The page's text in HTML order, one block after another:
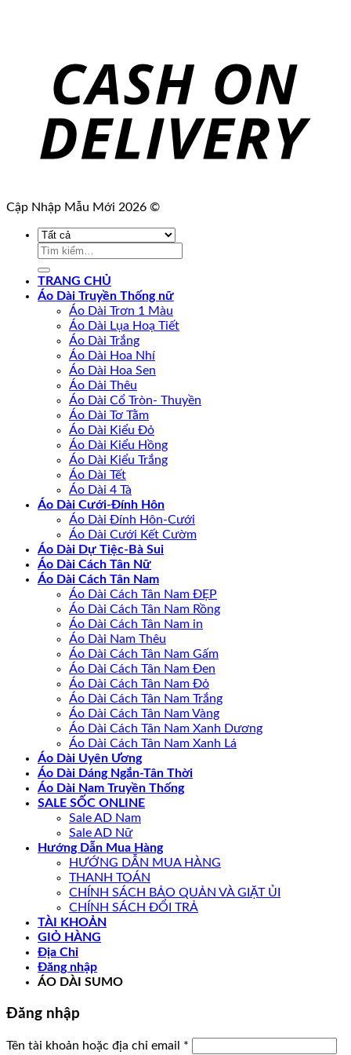
Cập Nhập Mẫu Mới 2026 ©
Tìm
TRANG CHỦ
Áo Dài Truyền Thống nữ
Áo Dài Trơn 1 Màu
Áo Dài Lụa Hoạ Tiết
Áo Dài Trắng
Áo Dài Hoa Nhí
Áo Dài Hoa Sen
Áo Dài Thêu
Áo Dài Cổ Tròn- Thuyền
Áo Dài Tơ Tằm
Áo Dài Kiểu Đỏ
Áo Dài Kiểu Hồng
Áo Dài Kiểu Trắng
Áo Dài Tết
Áo Dài 4 Tà
Áo Dài Cưới-Đính Hôn
Áo Dài Đính Hôn-Cưới
Áo Dài Cưới Kết Cườm
Áo Dài Dự Tiệc-Bà Sui
Áo Dài Cách Tân Nữ
Áo Dài Cách Tân Nam
Áo Dài Cách Tân Nam ĐẸP
Áo Dài Cách Tân Nam Rồng
Áo Dài Cách Tân Nam in
Áo Dài Nam Thêu
Áo Dài Cách Tân Nam Gấm
Áo Dài Cách Tân Nam Đen
Áo Dài Cách Tân Nam Đỏ
Áo Dài Cách Tân Nam Trắng
Áo Dài Cách Tân Nam Vàng
Áo Dài Cách Tân Nam Xanh Dương
Áo Dài Cách Tân Nam Xanh Lá
Áo Dài Uyên Ương
Áo Dài Dáng Ngắn-Tân Thời
Áo Dài Nam Truyền Thống
SALE SỐC ONLINE
Sale AD Nam
Sale AD Nữ
Hướng Dẫn Mua Hàng
HƯỚNG DẪN MUA HÀNG
THANH TOÁN
CHÍNH SÁCH BẢO QUẢN VÀ GIẶT ỦI
CHÍNH SÁCH ĐỔI TRẢ
TÀI KHOẢN
GIỎ HÀNG
Địa Chỉ
Đăng nhập
ÁO DÀI SUMO
Đăng nhập
Tên tài khoản hoặc địa chỉ email *